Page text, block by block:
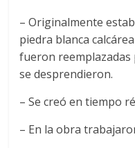
– Originalmente
piedra blanca
fueron
se desprendieron.
– Se creó en tiempo
– En la obra